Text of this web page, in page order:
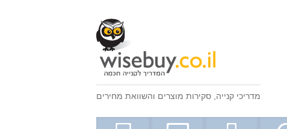
מדריכי קנייה סקירות מוצרים והשוואת מחירים